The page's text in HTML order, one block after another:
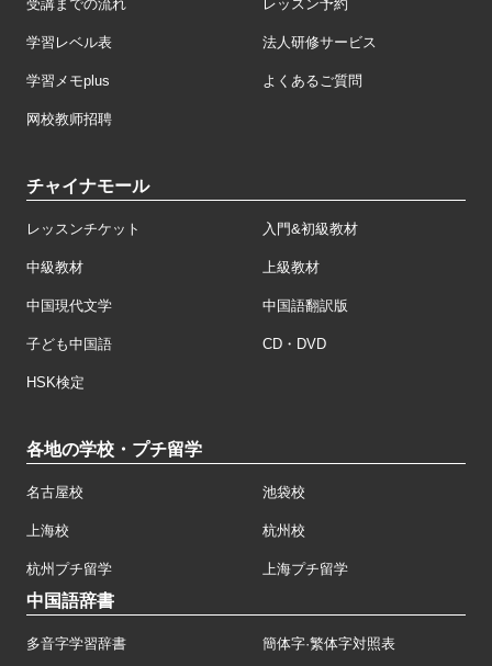
受講までの流れ レッスン予約
学習レベル表 法人研修サービス
学習メモplus よくあるご質問
网校教师招聘
チャイナモール
レッスンチケット 入門&初級教材
中級教材 上級教材
中国現代文学 中国語翻訳版
子ども中国語 CD・DVD
HSK検定
各地の学校・プチ留学
名古屋校 池袋校
上海校 杭州校
杭州プチ留学 上海プチ留学
中国語辞書
多音字学習辞書 簡体字·繁体字対照表